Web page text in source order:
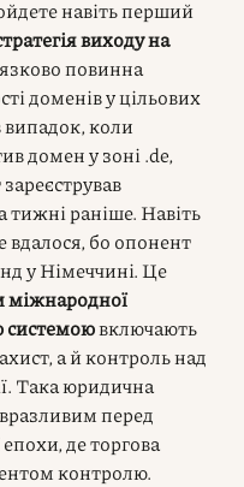
навіть перший
виходу на
повинна
доменів у цільових
випадок, коли
домен у зоні .de,
тижні раніше. Навіть
вдалося, бо опонент
у Німеччині. Це
міжнародної
системоювключають
а й контроль над
Така юридична
перед
де торгова
контролю.